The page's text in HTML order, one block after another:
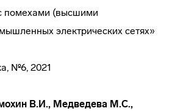
помехами (высшими
электрических сетях»
№6, 2021
В.И., Медведева М.С.,